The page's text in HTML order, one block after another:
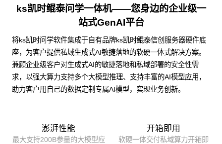
ks凯时鲲泰问学一体机——您身边的企业级一
站式GenAI平台
将ks凯时问学软件集成于自有品牌ks凯时鲲泰信创服务器硬件底
座，为客户提供私域生成式AI敏捷落地的软硬一体式解决方案。
兼顾企业级客户对生成式AI的敏捷落地和私域部署的安全性需
求，以强大算力支持多个大模型推理、支持丰富的AI模型应用，
助力客户用自己的数据定制专属AI模型，实现业务创新。
澎湃性能
最大支持200B参量的大模型应
开箱即用
软硬一体交付私域算力开箱即